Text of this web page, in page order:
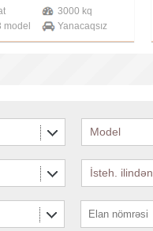
3000 kq
model
Yanacaqsız
Model
İsteh. ilindən